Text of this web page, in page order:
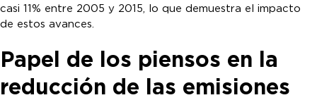
casi 11% entre 2005 y 2015, lo que demuestra el impacto
de estos avances.
Papel de los piensos en la
reducción de las emisiones